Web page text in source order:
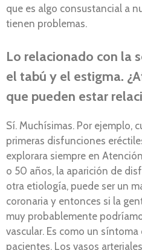
que es algo consustancial a
tienen problemas.
Lo relacionado con la
el tabú y el estigma.
que pueden estar
Sí. Muchísimas. Por ejemplo,
primeras disfunciones
explorara siempre en
o 50 años, la aparición de
otra etiología, puede ser un
coronaria y entonces si la
muy probablemente
vascular. Es como un
pacientes. Los vasos